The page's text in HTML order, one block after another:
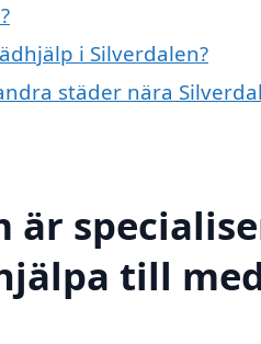
i Silverdalen?
städer nära
är
till